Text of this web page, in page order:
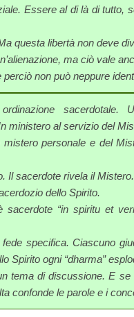
Essere al di là di tutto,
questa libertà non deve
ma ciò vale
non può neppure
ministero al servizio del
personale e del
Il sacerdote rivela il Mistero.
dello Spirito.
“in spiritu et
specifica. Ciascuno
Spirito ogni “dharma”
tema di discussione. E
confonde le parole e i